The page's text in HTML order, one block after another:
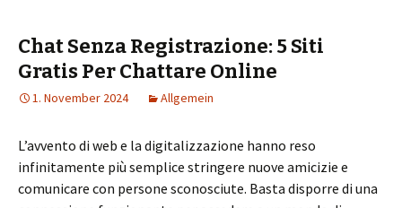
Chat Senza Registrazione: 5 Siti
Gratis Per Chattare Online
1. November 2024 Allgemein
L’avvento di web e la digitalizzazione hanno reso
infinitamente più semplice stringere nuove amicizie e
comunicare con persone sconosciute. Basta disporre di una